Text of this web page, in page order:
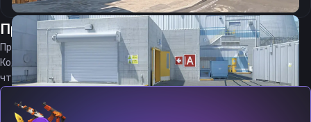
ПрицелАкваРСот 09.08.2026
Прицел AquaRS является актуальным на
09.08.2026
Код прицела
CS 2 стараемся еженедельно обновлять,
чтобы вы могли играть с актуальными настройками игрока.